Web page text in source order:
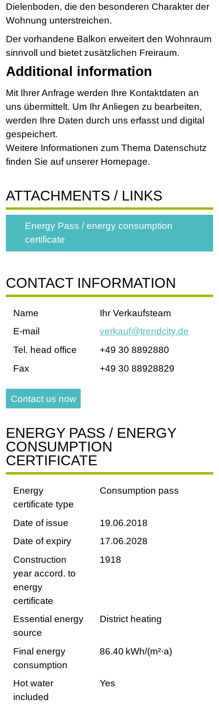
Dielenboden, die den besonderen Charakter der
Wohnung unterstreichen.
Der vorhandene Balkon erweitert den Wohnraum
sinnvoll und bietet zusätzlichen Freiraum.
Additional information
Mit Ihrer Anfrage werden Ihre Kontaktdaten an
uns übermittelt. Um Ihr Anliegen zu bearbeiten,
werden Ihre Daten durch uns erfasst und digital
gespeichert.
Weitere Informationen zum Thema Datenschutz
finden Sie auf unserer Homepage.
ATTACHMENTS / LINKS
Energy Pass / energy consumption
certificate
CONTACT INFORMATION
Name
Ihr Verkaufsteam
E-mail
verkauf@trendcity.de
Tel. head office
+49 30 8892880
Fax
+49 30 88928829
Contact us now
ENERGY PASS / ENERGY
CONSUMPTION
CERTIFICATE
Energy
certificate type
Consumption pass
Date of issue
19.06.2018
Date of expiry
17.06.2028
Construction
year accord. to
energy
certificate
1918
Essential energy
source
District heating
Final energy
consumption
86.40 kWh/(m²·a)
Hot water
included
Yes